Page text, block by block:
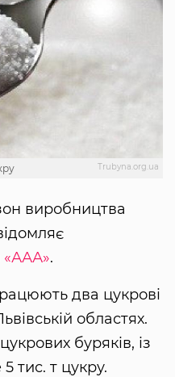
Тrubyna.org.ua
виробництва
«ААА».
два цукрові
областях.
буряків, із
тис. т цукру.